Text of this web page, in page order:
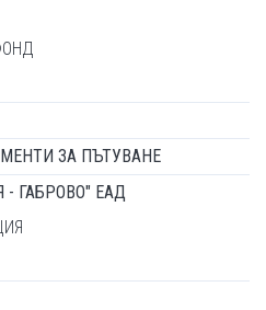
ЗА ПЪТУВАНЕ
ГАБРОВО" ЕАД